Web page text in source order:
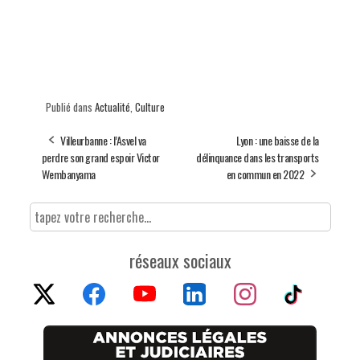
Publié dans Actualité Culture
Villeurbanne : l’Asvel va
perdre son grand espoir Victor
Wembanyama
Lyon : une baisse de la
délinquance dans les transports
en commun en 2022
réseaux sociaux